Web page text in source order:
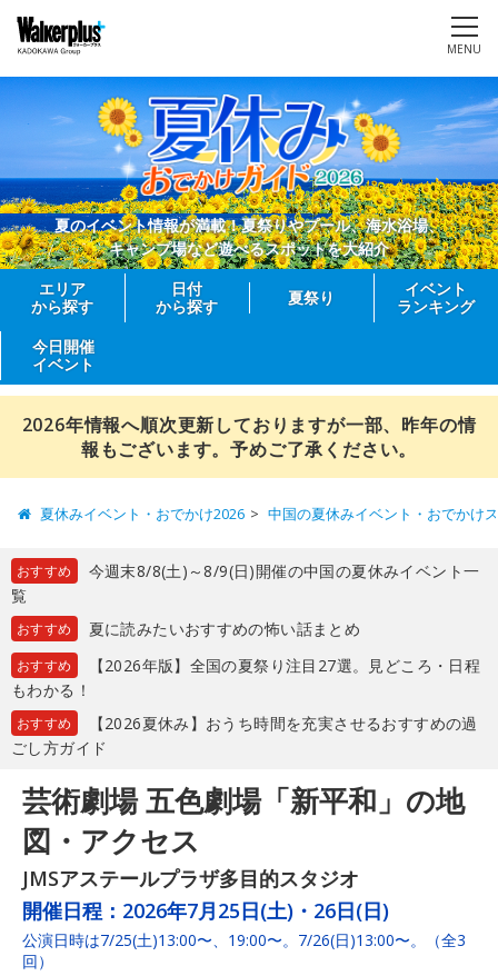
MENU
夏のイベント情報が満載！夏祭りやプール、海水浴場、
キャンプ場など遊べるスポットを大紹介
エリア
から探す
日付
から探す
夏祭り
イベント
ランキング
今日開催
イベント
2026年情報へ順次更新しておりますが一部、昨年の情
報もございます。予めご了承ください。
夏休みイベント・おでかけ2026 中国の夏休みイベント・おでかけ
おすすめ
今週末8/8(土)～8/9(日)開催の中国の夏休みイベント一
覧
おすすめ 夏に読みたいおすすめの怖い話まとめ
おすすめ
【2026年版】全国の夏祭り注目27選。見どころ・日程
もわかる！
おすすめ
【2026夏休み】おうち時間を充実させるおすすめの過
ごし方ガイド
芸術劇場 五色劇場「新平和」の地
図・アクセス
JMSアステールプラザ多目的スタジオ
開催日程： 2026年7月25日(土)・26日(日)
公演日時は7/25(土)13:00〜、19:00〜。7/26(日)13:00〜。（全3
回）